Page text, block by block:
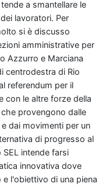
a smantellare le
lavoratori. Per
si è discusso
amministrative per
Azzurro e Marciana
centrodestra di Rio
referendum per il
con le altre forze della
provengono dalle
dai movimenti per un
di progresso al
intende farsi
innovativa dove
l'obiettivo di una piena